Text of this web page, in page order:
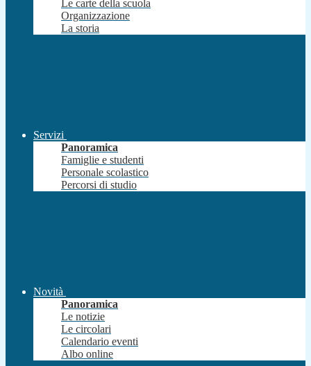
Le carte della scuola
Organizzazione
La storia
Servizi
Panoramica
Famiglie e studenti
Personale scolastico
Percorsi di studio
Novità
Panoramica
Le notizie
Le circolari
Calendario eventi
Albo online